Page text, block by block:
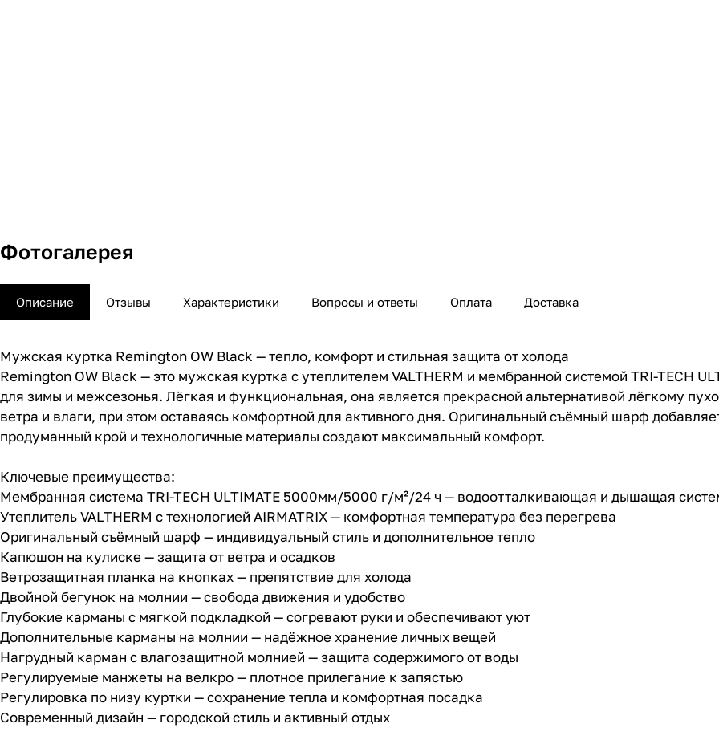
Фотогалерея
Описание Отзывы Характеристики Вопросы и ответы Оплата Доставка
Мужская куртка Remington OW Black — тепло, комфорт и стильная защита от холода
Remington OW Black — это мужская куртка с утеплителем VALTHERM и мембранной системой TRI-TECH
для зимы и межсезонья. Лёгкая и функциональная, она является прекрасной альтернативой лёгкому
ветра и влаги, при этом оставаясь комфортной для активного дня. Оригинальный съёмный шарф
продуманный крой и технологичные материалы создают максимальный комфорт.
Ключевые преимущества:
Мембранная система TRI-TECH ULTIMATE 5000мм/5000 г/м²/24 ч — водоотталкивающая и дышащая
Утеплитель VALTHERM с технологией AIRMATRIX — комфортная температура без перегрева
Оригинальный съёмный шарф — индивидуальный стиль и дополнительное тепло
Капюшон на кулиске — защита от ветра и осадков
Ветрозащитная планка на кнопках — препятствие для холода
Двойной бегунок на молнии — свобода движения и удобство
Глубокие карманы с мягкой подкладкой — согревают руки и обеспечивают уют
Дополнительные карманы на молнии — надёжное хранение личных вещей
Нагрудный карман с влагозащитной молнией — защита содержимого от воды
Регулируемые манжеты на велкро — плотное прилегание к запястью
Регулировка по низу куртки — сохранение тепла и комфортная посадка
Современный дизайн — городской стиль и активный отдых